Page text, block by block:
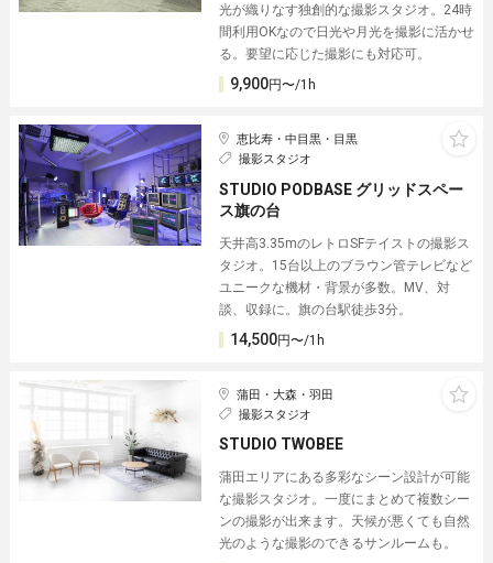
光が織りなす独創的な撮影スタジオ。24時
間利用OKなので日光や月光を撮影に活かせ
る。要望に応じた撮影にも対応可。
9,900円〜/1h
恵比寿・中目黒・目黒
撮影スタジオ
STUDIO PODBASE グリッドスペー
ス旗の台
天井高3.35mのレトロSFテイストの撮影ス
タジオ。15台以上のブラウン管テレビなど
ユニークな機材・背景が多数。MV、対
談、収録に。旗の台駅徒歩3分。
14,500円〜/1h
蒲田・大森・羽田
撮影スタジオ
STUDIO TWOBEE
蒲田エリアにある多彩なシーン設計が可能
な撮影スタジオ。一度にまとめて複数シー
ンの撮影が出来ます。天候が悪くても自然
光のような撮影のできるサンルームも。